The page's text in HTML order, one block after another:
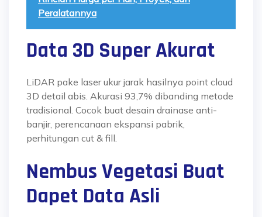
Peralatannya
Data 3D Super Akurat
LiDAR pake laser ukur jarak hasilnya point cloud
3D detail abis. Akurasi 93,7% dibanding metode
tradisional. Cocok buat desain drainase anti-
banjir, perencanaan ekspansi pabrik,
perhitungan cut & fill.
Nembus Vegetasi Buat
Dapet Data Asli